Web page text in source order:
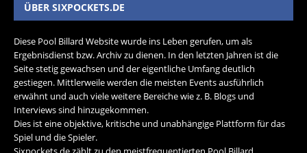
ÜBER SIXPOCKETS.DE
Diese Pool Billard Website wurde ins Leben gerufen, um als
Ergebnisdienst bzw. Archiv zu dienen. In den letzten Jahren ist die
Seite stetig gewachsen und der eigentliche Umfang deutlich
gestiegen. Mittlerweile werden die meisten Events ausführlich
erwähnt und auch viele weitere Bereiche wie z. B. Blogs und
Interviews sind hinzugekommen.
Dies ist eine objektive, kritische und unabhängige Plattform für das
Spiel und die Spieler.